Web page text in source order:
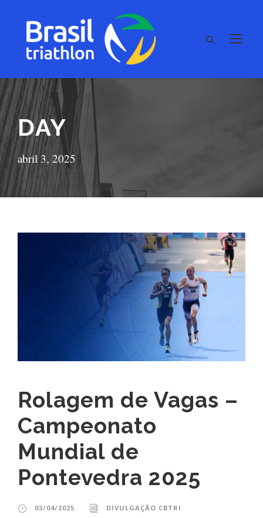
DAY
abril 3, 2025
Rolagem de Vagas –
Campeonato
Mundial de
Pontevedra 2025
03/04/2025
DIVULGAÇÃO CBTRI